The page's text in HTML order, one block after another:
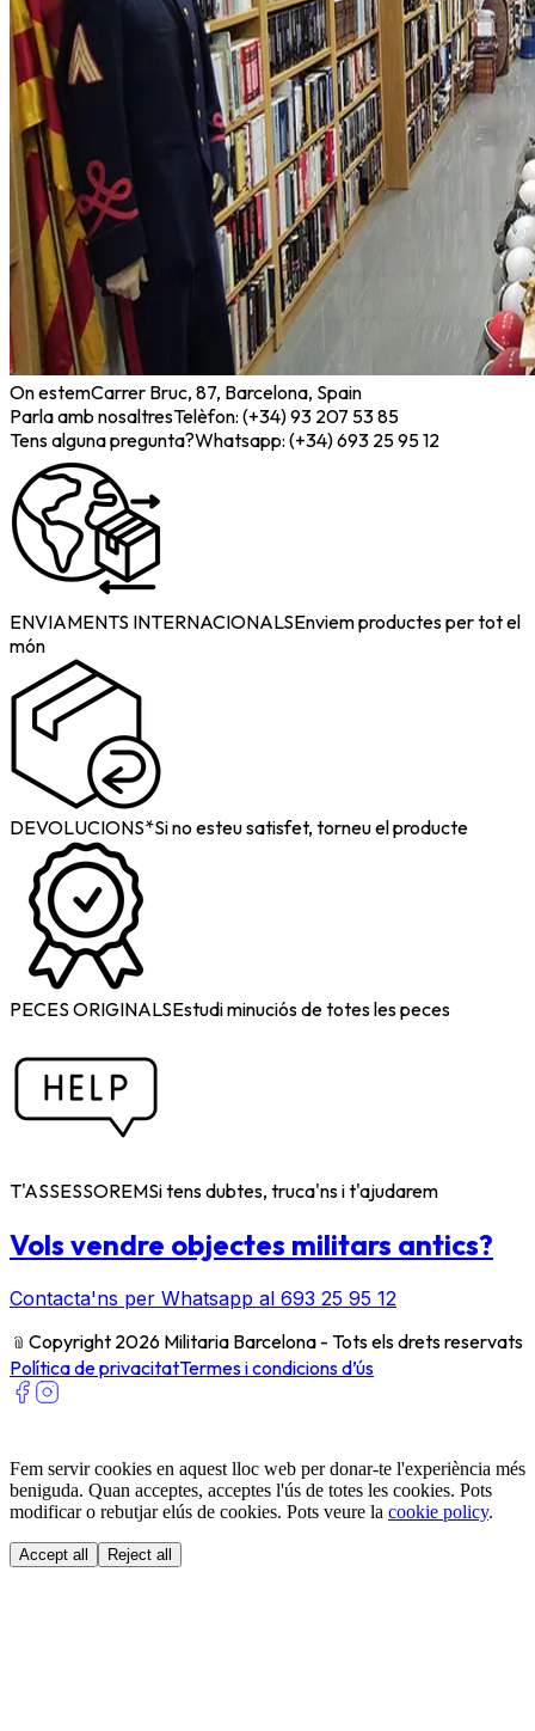
On estemCarrer Bruc, 87, Barcelona, Spain
Parla amb nosaltresTelèfon: (+34) 93 207 53 85
Tens alguna pregunta?Whatsapp: (+34) 693 25 95 12
ENVIAMENTS INTERNACIONALSEnviem productes per tot el
món
DEVOLUCIONS*Si no esteu satisfet, torneu el producte
PECES ORIGINALSEstudi minuciós de totes les peces
T'ASSESSOREMSi tens dubtes, truca'ns i t'ajudarem
Vols vendre objectes militars antics?
Contacta'ns per Whatsapp al 693 25 95 12
﹫ Copyright 2026 Militaria Barcelona - Tots els drets reservats
Política de privacitatTermes i condicions d’ús
Fem servir cookies en aquest lloc web per donar-te l'experiència més
beniguda. Quan acceptes, acceptes l'ús de totes les cookies. Pots
modificar o rebutjar elús de cookies. Pots veure la cookie policy.
Accept all Reject all